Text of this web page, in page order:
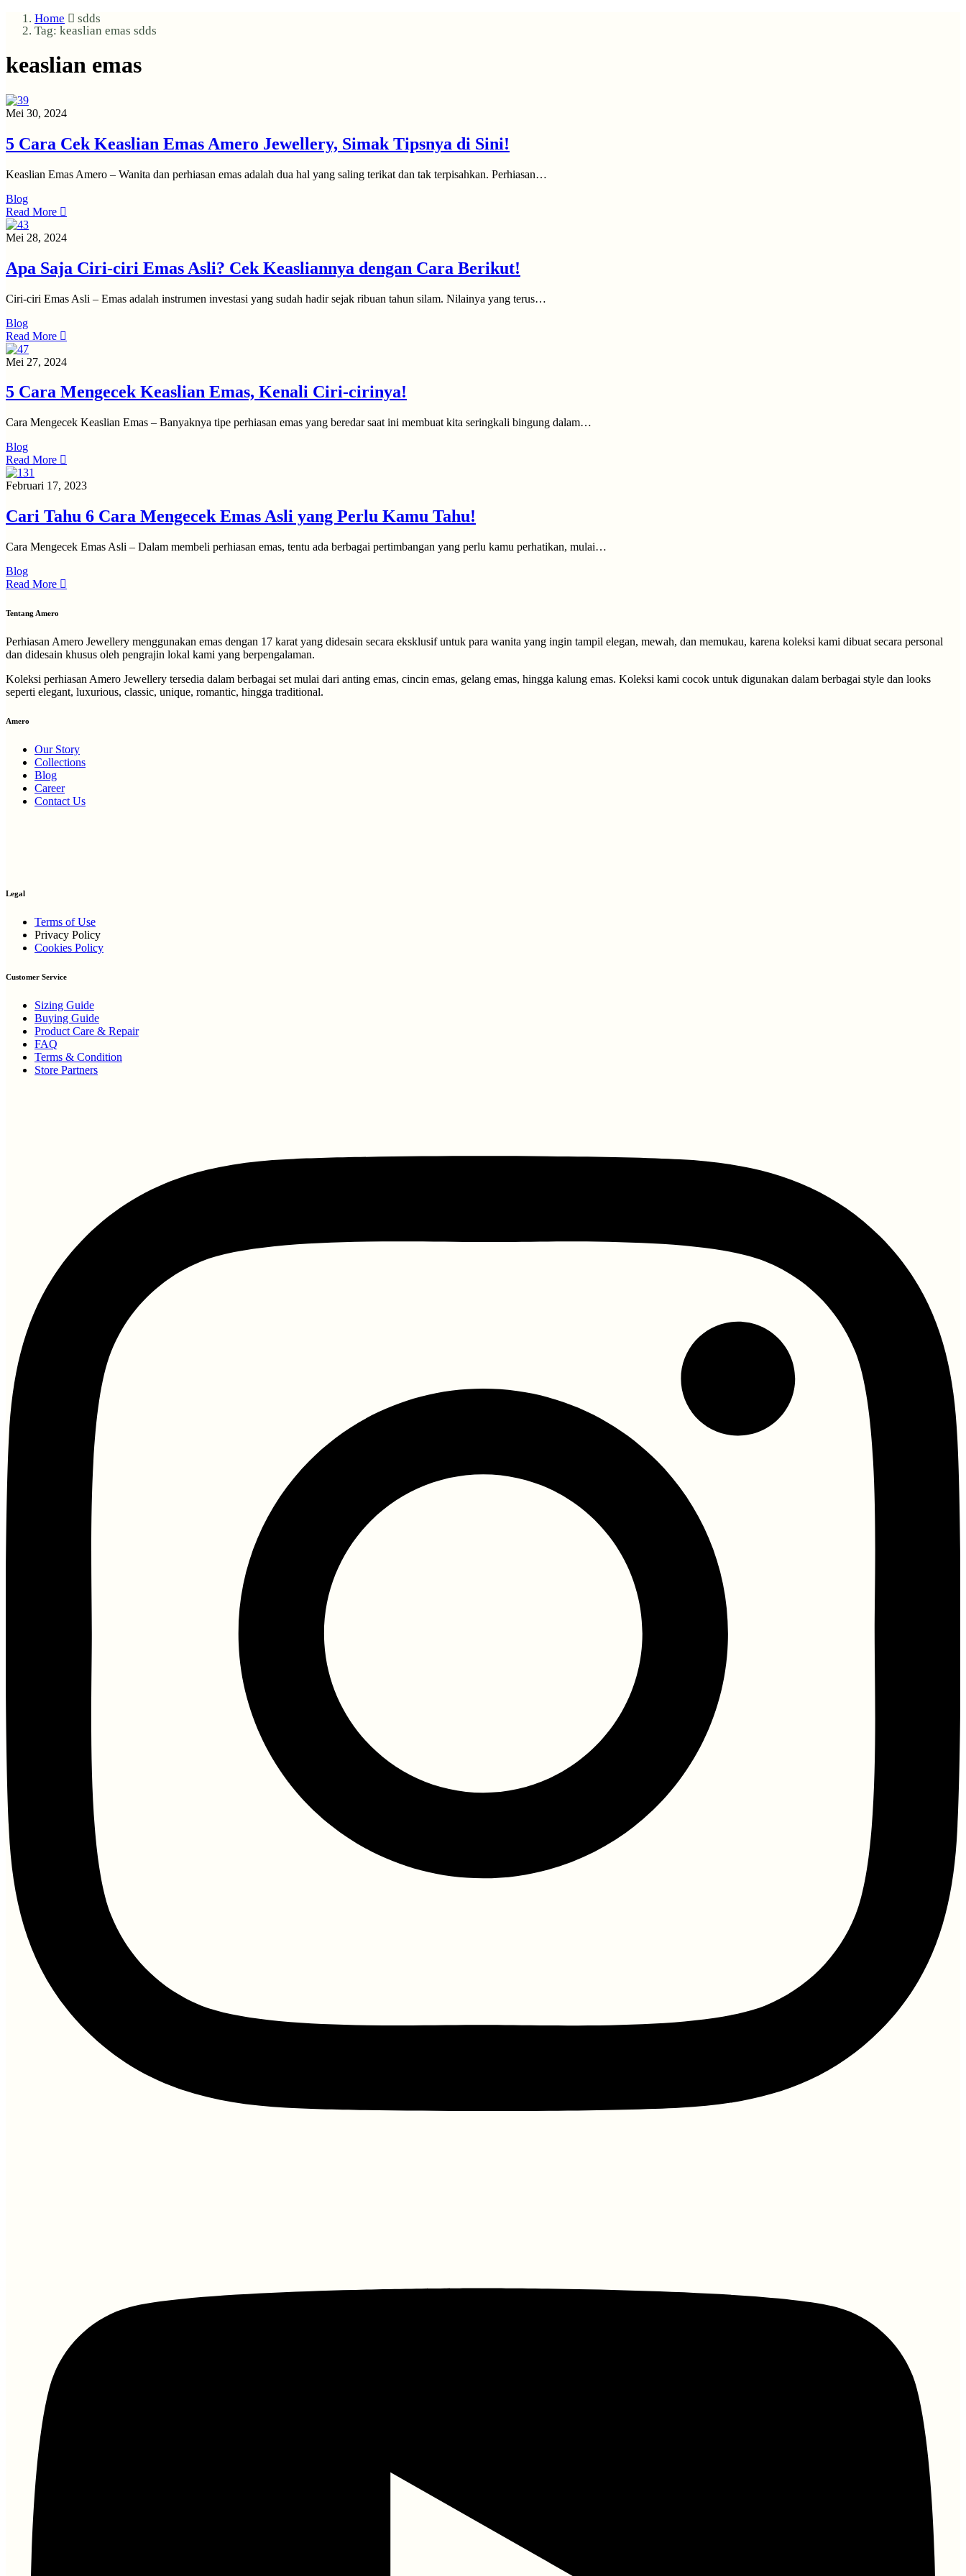
Home
sdds
Tag: keaslian emas sdds
keaslian emas
Mei 30, 2024
5 Cara Cek Keaslian Emas Amero Jewellery, Simak Tipsnya di Sini!
Keaslian Emas Amero – Wanita dan perhiasan emas adalah dua hal yang saling terikat dan tak terpisahkan. Perhiasan…
Blog
Read More
Mei 28, 2024
Apa Saja Ciri-ciri Emas Asli? Cek Keasliannya dengan Cara Berikut!
Ciri-ciri Emas Asli – Emas adalah instrumen investasi yang sudah hadir sejak ribuan tahun silam. Nilainya yang terus…
Blog
Read More
Mei 27, 2024
5 Cara Mengecek Keaslian Emas, Kenali Ciri-cirinya!
Cara Mengecek Keaslian Emas – Banyaknya tipe perhiasan emas yang beredar saat ini membuat kita seringkali bingung dalam…
Blog
Read More
Februari 17, 2023
Cari Tahu 6 Cara Mengecek Emas Asli yang Perlu Kamu Tahu!
Cara Mengecek Emas Asli – Dalam membeli perhiasan emas, tentu ada berbagai pertimbangan yang perlu kamu perhatikan, mulai…
Blog
Read More
Tentang Amero
Perhiasan Amero Jewellery menggunakan emas dengan 17 karat yang didesain secara eksklusif untuk para wanita yang ingin tampil elegan, mewah, dan memukau, karena koleksi kami dibuat secara personal
dan didesain khusus oleh pengrajin lokal kami yang berpengalaman.
Koleksi perhiasan Amero Jewellery tersedia dalam berbagai set mulai dari anting emas, cincin emas, gelang emas, hingga kalung emas. Koleksi kami cocok untuk digunakan dalam berbagai style dan looks
seperti elegant, luxurious, classic, unique, romantic, hingga traditional.
Amero
Our Story
Collections
Blog
Career
Contact Us
Legal
Terms of Use
Privacy Policy
Cookies Policy
Customer Service
Sizing Guide
Buying Guide
Product Care & Repair
FAQ
Terms & Condition
Store Partners